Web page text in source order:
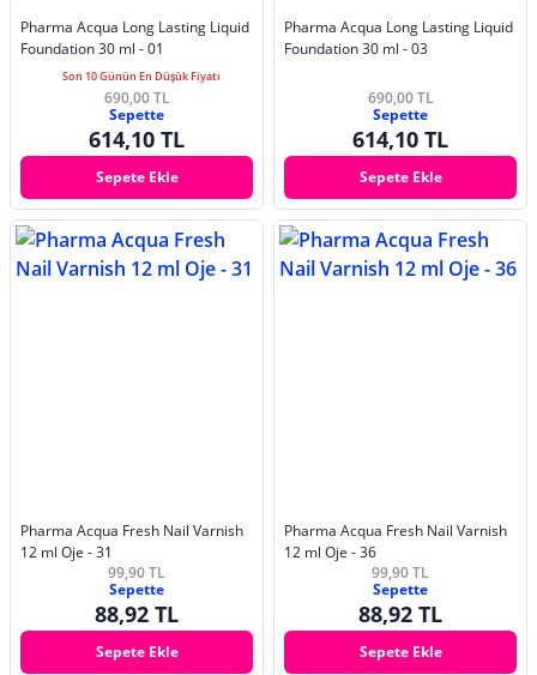
Pharma Acqua Long Lasting Liquid
Foundation 30 ml - 01
Son 10 Günün En Düşük Fiyatı
690,00 TL
Sepette
614,10 TL
Sepete Ekle
Pharma Acqua Long Lasting Liquid
Foundation 30 ml - 03
690,00 TL
Sepette
614,10 TL
Sepete Ekle
Pharma Acqua Fresh Nail Varnish
12 ml Oje - 31
99,90 TL
Sepette
88,92 TL
Sepete Ekle
Pharma Acqua Fresh Nail Varnish
12 ml Oje - 36
99,90 TL
Sepette
88,92 TL
Sepete Ekle